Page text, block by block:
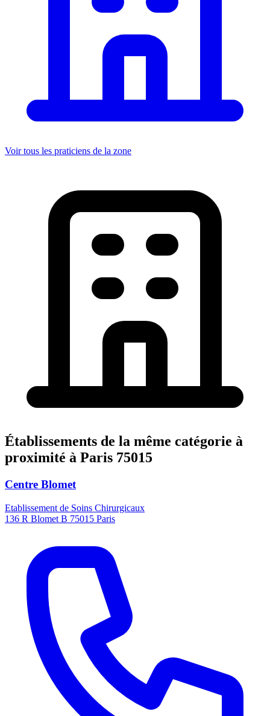
Voir tous les praticiens de la zone
Établissements de la même catégorie à
proximité à Paris 75015
Centre Blomet
Etablissement de Soins Chirurgicaux
136 R Blomet B 75015 Paris